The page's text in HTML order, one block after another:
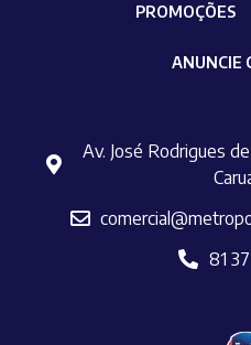
PROMOÇÕES
ANUNCIE
Av. José Rodrigues
81